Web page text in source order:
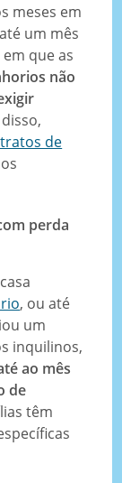
meses em
um mês
que as
não
de
perda
, ou até
um
inquilinos,
ao mês
de
têm